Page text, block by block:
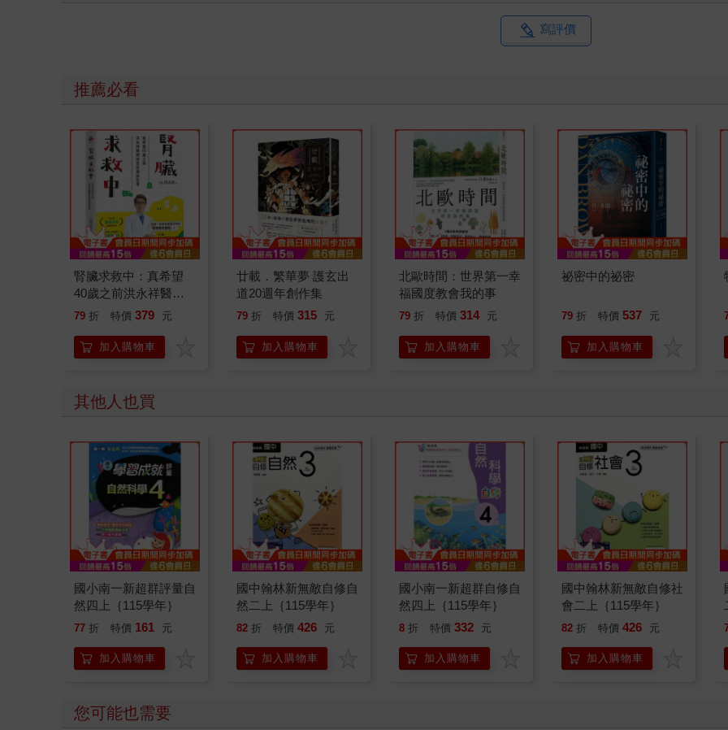
寫評價
推薦必看
腎臟求救中：真希望
40歲之前洪永祥醫師
就告訴我這些事
79 折 特價 379 元
加入購物車
廿載．繁華夢 護玄出
道20週年創作集
79 折 特價 315 元
加入購物車
北歐時間：世界第一幸
福國度教會我的事
79 折 特價 314 元
加入購物車
祕密中的祕密
79 折 特價 537 元
加入購物車
其他人也買
國小南一新超群評量自
然四上｛115學年｝
77 折 特價 161 元
加入購物車
國中翰林新無敵自修自
然二上｛115學年｝
82 折 特價 426 元
加入購物車
國小南一新超群自修自
然四上｛115學年｝
8 折 特價 332 元
加入購物車
國中翰林新無敵自修社
會二上｛115學年｝
82 折 特價 426 元
加入購物車
您可能也需要